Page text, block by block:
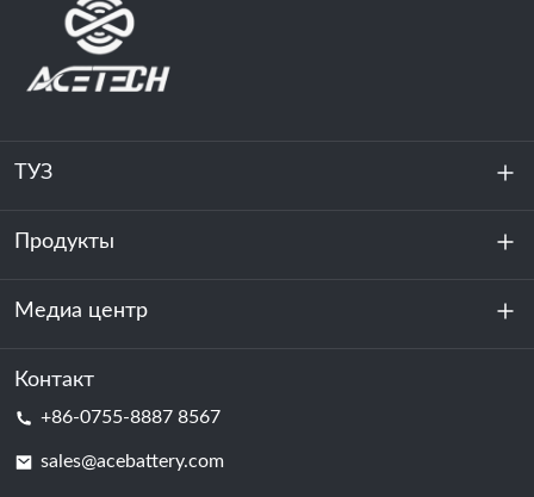
ТУЗ
О нас
устойчивость
Продукты
Хранение энергии
Центр обработки данных и серверная комната
Медиа центр
Новости
Контакт
+86-0755-8887 8567
sales@acebattery.com